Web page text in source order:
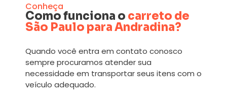
Conheça
Como funciona o carreto de
São Paulo para Andradina?
Quando você entra em contato conosco
sempre procuramos atender sua
necessidade em transportar seus itens com o
veículo adequado.